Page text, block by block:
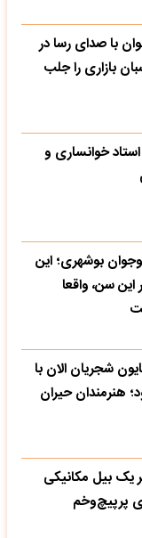
با صدای رسا در
بازاری را جلب
خوانساری و
بوشهری؛ این
سن، واقعا
شجریان الان با
هنرمندان حیران
یک بیل مکانیکی
پرپیچ‌وخم